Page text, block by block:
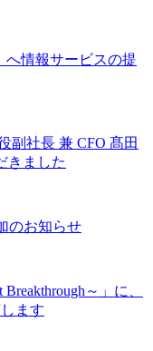
へ情報サービスの提
副社長 兼 CFO 髙田
きました
のお知らせ
～」に、
ます